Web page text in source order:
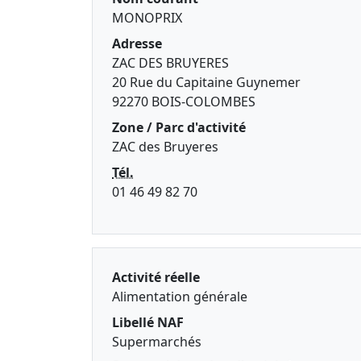
MONOPRIX
Adresse
ZAC DES BRUYERES
20 Rue du Capitaine Guynemer
92270 BOIS-COLOMBES
Zone / Parc d'activité
ZAC des Bruyeres
Tél.
01 46 49 82 70
Activité réelle
Alimentation générale
Libellé NAF
Supermarchés